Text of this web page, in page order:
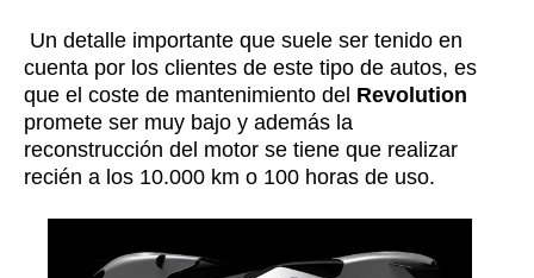
Un detalle importante que suele ser tenido en
cuenta por los clientes de este tipo de autos, es
que el coste de mantenimiento del Revolution
promete ser muy bajo y además la
reconstrucción del motor se tiene que realizar
recién a los 10.000 km o 100 horas de uso.